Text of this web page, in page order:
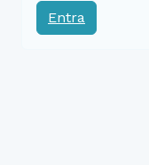
Entra